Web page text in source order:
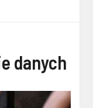
danych